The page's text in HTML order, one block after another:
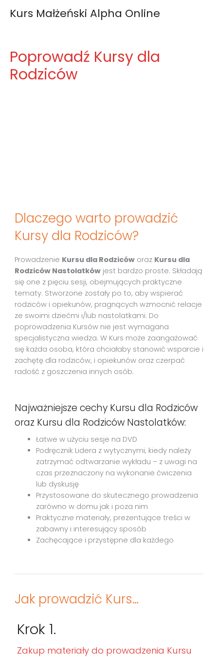
Kurs Małżeński Alpha Online
Poprowadź Kursy dla
Rodziców
Dlaczego warto prowadzić
Kursy dla Rodziców?
Prowadzenie Kursu dla Rodziców oraz Kursu dla
Rodziców Nastolatków jest bardzo proste. Składają
się one z pięciu sesji, obejmujących praktyczne
tematy. Stworzone zostały po to, aby wspierać
rodziców i opiekunów, pragnących wzmocnić relacje
ze swoimi dziećmi i/lub nastolatkami. Do
poprowadzenia Kursów nie jest wymagana
specjalistyczna wiedza. W Kurs może zaangażować
się każda osoba, która chciałaby stanowić wsparcie i
zachętę dla rodziców, i opiekunów oraz czerpać
radość z goszczenia innych osób.
Najważniejsze cechy Kursu dla Rodziców
oraz Kursu dla Rodziców Nastolatków:
Łatwe w użyciu sesje na DVD
Podręcznik Lidera z wytycznymi, kiedy należy
zatrzymać odtwarzanie wykładu – z uwagi na
czas przeznaczony na wykonanie ćwiczenia
lub dyskusję
Przystosowane do skutecznego prowadzenia
zarówno w domu jak i poza nim
Praktyczne materiały, prezentujące treści w
zabawny i interesujący sposób
Zachęcające i przystępne dla każdego
Jak prowadzić Kurs…
Krok 1.
Zakup materiały do prowadzenia Kursu